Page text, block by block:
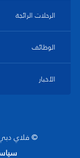
الرحلات الرائجة
الوظائف
الأخبار
© فلاي دبي 2026. جميع الحقوق